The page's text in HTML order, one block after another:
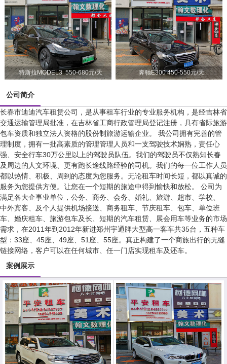
特斯拉MODEL3 550-680元/天 奔驰E300 450-550元/天
公司简介
长春市迪迪汽车租赁公司，是从事租车行业的专业服务机构，是经吉林省
交通运输管理局批准，在吉林省工商行政管理局登记注册，具有省际旅游
包车资质和独立法人资格的股份制旅游运输企业。 我公司拥有完善的管
理制度，拥有一批高素质的管理管理人员和一支驾驶技术娴熟，责任心
强、安全行车30万公里以上的驾驶员队伍。我们的驾驶员不仅熟知长春
及周边的人文环境、更有跑长途线路经验的司机。我们的每一位工作人员
都以热情、积极、周到的态度为您服务。无论租车时间长短，都以真诚的
服务为您提供方便。让您在一个短期的旅途中得到愉快和放松。 公司为
满足各大企事业单位，公务、商务、会务、婚礼、旅游、超市、学校、
中外宾客、及个人提供机场接送、商务租车、节庆租车、包车、单位班
车、婚庆租车、旅游包车及长、短期的汽车租赁、展会用车等业务的市场
需求，在2011年到2012年新进郑州宇通牌大型高一客车共35台，五种车
型：33座、45座、49座、51座、55座。真正构建了一个商旅出行的无缝
链接网络，客户可以在任何城市、任一门店实现租车及还车。
案例展示